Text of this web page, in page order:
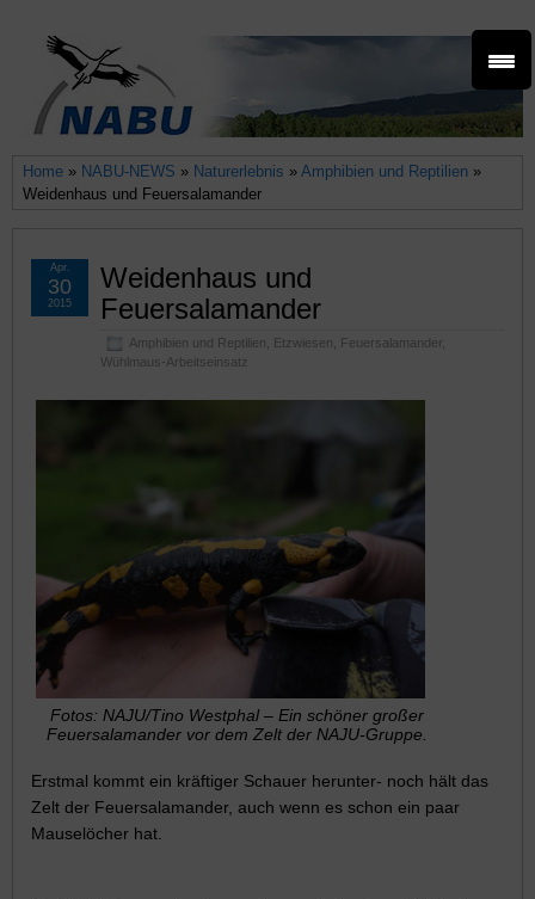
Home » NABU-NEWS » Naturerlebnis » Amphibien und Reptilien »
Weidenhaus und Feuersalamander
Weidenhaus und
Feuersalamander
Amphibien und Reptilien Etzwiesen Feuersalamander
Wühlmaus-Arbeitseinsatz
Apr.
30
2015
Fotos: NAJU/Tino Westphal – Ein schöner großer
Feuersalamander vor dem Zelt der NAJU-Gruppe.
Erstmal kommt ein kräftiger Schauer herunter- noch hält das
Zelt der Feuersalamander, auch wenn es schon ein paar
Mauselöcher hat.